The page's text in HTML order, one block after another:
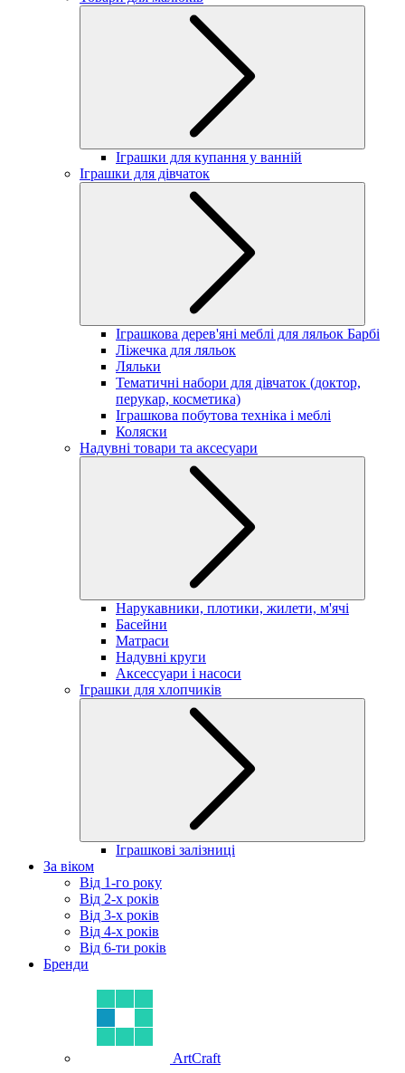
Іграшки для купання у ванній
Іграшки для дівчаток
Іграшкова дерев'яні меблі для ляльок Барбі
Ліжечка для ляльок
Ляльки
Тематичні набори для дівчаток (доктор,
перукар, косметика)
Іграшкова побутова техніка і меблі
Коляски
Надувні товари та аксесуари
Нарукавники, плотики, жилети, м'ячі
Басейни
Матраси
Надувні круги
Аксессуари і насоси
Іграшки для хлопчиків
Іграшкові залізниці
За віком
Від 1-го року
Від 2-х років
Від 3-х років
Від 4-х років
Від 6-ти років
Бренди
ArtCraft